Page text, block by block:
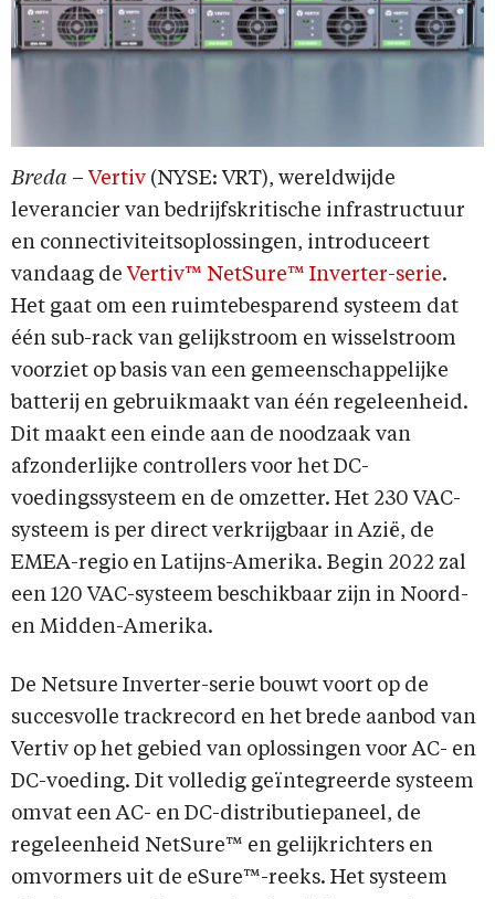
Breda – Vertiv (NYSE: VRT), wereldwijde
leverancier van bedrijfskritische infrastructuur
en connectiviteitsoplossingen, introduceert
vandaag de Vertiv™ NetSure™ Inverter-serie.
Het gaat om een ruimtebesparend systeem dat
één sub-rack van gelijkstroom en wisselstroom
voorziet op basis van een gemeenschappelijke
batterij en gebruikmaakt van één regeleenheid.
Dit maakt een einde aan de noodzaak van
afzonderlijke controllers voor het DC-
voedingssysteem en de omzetter. Het 230 VAC-
systeem is per direct verkrijgbaar in Azië, de
EMEA-regio en Latijns-Amerika. Begin 2022 zal
een 120 VAC-systeem beschikbaar zijn in Noord-
en Midden-Amerika.
De Netsure Inverter-serie bouwt voort op de
succesvolle trackrecord en het brede aanbod van
Vertiv op het gebied van oplossingen voor AC- en
DC-voeding. Dit volledig geïntegreerde systeem
omvat een AC- en DC-distributiepaneel, de
regeleenheid NetSure™ en gelijkrichters en
omvormers uit de eSure™-reeks. Het systeem